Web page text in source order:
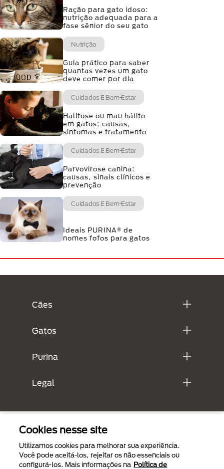
Ração para gato idoso:
nutrição adequada para a
fase sênior do seu gato
Nutrição
Guia prático para saber
quantas vezes um gato
deve comer por dia
Cuidados E Bem-Estar
Halitose ou mau hálito
em gatos: causas,
sintomas e tratamento
Cuidados E Bem-Estar
Parvovirose canina:
causas, sinais clínicos e
prevenção
Cuidados E Bem-Estar
Ideais PURINA® de
nomes fofos para gatos
Cães
Gatos
Purina
Legal
Cookies nesse site
Utilizamos cookies para melhorar sua experiência.
Você pode aceitá-los, rejeitar os não essenciais ou
configurá-los. Mais informações na Política de